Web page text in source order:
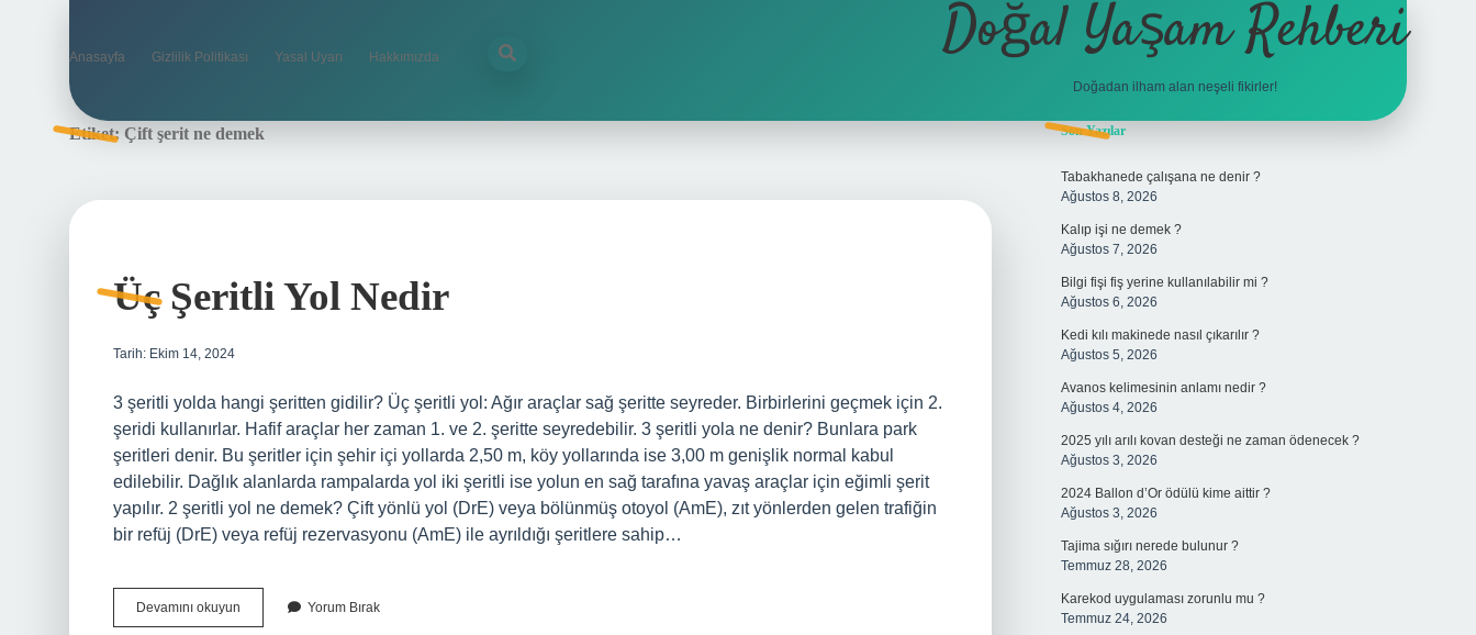
Anasayfa Gizlilik Politikası Yasal Uyarı Hakkımızda Doğal Yaşam Rehberi
Doğadan ilham alan neşeli fikirler!
Etiket: Çift şerit ne demek
Üç Şeritli Yol Nedir
Tarih: Ekim 14, 2024
3 şeritli yolda hangi şeritten gidilir? Üç şeritli yol: Ağır araçlar sağ şeritte seyreder. Birbirlerini geçmek için 2.
şeridi kullanırlar. Hafif araçlar her zaman 1. ve 2. şeritte seyredebilir. 3 şeritli yola ne denir? Bunlara park
şeritleri denir. Bu şeritler için şehir içi yollarda 2,50 m, köy yollarında ise 3,00 m genişlik normal kabul
edilebilir. Dağlık alanlarda rampalarda yol iki şeritli ise yolun en sağ tarafına yavaş araçlar için eğimli şerit
yapılır. 2 şeritli yol ne demek? Çift yönlü yol (DrE) veya bölünmüş otoyol (AmE), zıt yönlerden gelen trafiğin
bir refüj (DrE) veya refüj rezervasyonu (AmE) ile ayrıldığı şeritlere sahip…
Devamını okuyun
Şeritli
Yorum Bırak
Sidebar
Son Yazılar
Tabakhanede çalışana ne denir ?
Ağustos 8, 2026
Kalıp işi ne demek ?
Ağustos 7, 2026
Bilgi fişi fiş yerine kullanılabilir mi ?
Ağustos 6, 2026
Kedi kılı makinede nasıl çıkarılır ?
Ağustos 5, 2026
Avanos kelimesinin anlamı nedir ?
Ağustos 4, 2026
2025 yılı arılı kovan desteği ne zaman ödenecek ?
Ağustos 3, 2026
2024 Ballon d’Or ödülü kime aittir ?
Ağustos 3, 2026
Tajima sığırı nerede bulunur ?
Temmuz 28, 2026
Karekod uygulaması zorunlu mu ?
Temmuz 24, 2026